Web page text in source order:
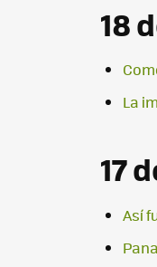
18
La
17
Así